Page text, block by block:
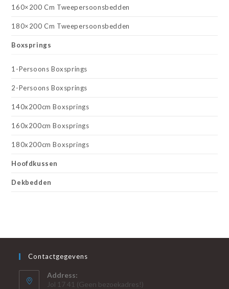
160×200 Cm Tweepersoonsbedden
180×200 Cm Tweepersoonsbedden
Boxsprings
1-Persoons Boxsprings
2-Persoons Boxsprings
140x200cm Boxsprings
160x200cm Boxsprings
180x200cm Boxsprings
Hoofdkussen
Dekbedden
Contactgegevens
Address:
Jol 17 41 (Geen bezoekadres!)